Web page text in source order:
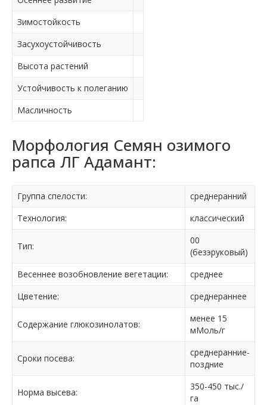
Зимостойкость
Засухоустойчивость
Высота растений
Устойчивость к полеганию
Масличность
Морфология Семян озимого
рапса ЛГ Адамант:
Группа спелости:
среднеранний
Технология:
классический
Тип:
00
(безэруковый)
Весеннее возобновление вегетации:
среднее
Цветение:
среднераннее
Содержание глюкозинолатов:
менее 15
мМоль/г
Сроки посева:
среднеранние-
поздние
Норма высева:
350-450 тыс./
га